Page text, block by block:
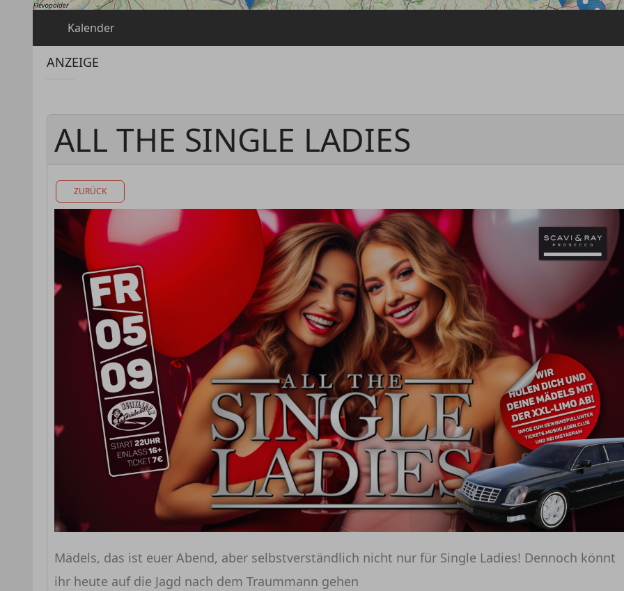
Kalender
ANZEIGE
ALL THE SINGLE LADIES
ZURÜCK
Mädels, das ist euer Abend, aber selbstverständlich nicht nur für Single Ladies! Dennoch könnt
ihr heute auf die Jagd nach dem Traummann gehen
Passwort vergessen